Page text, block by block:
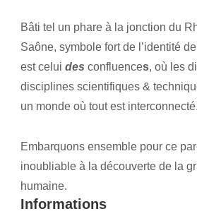
Bâti tel un phare à la jonction du
Saône, symbole fort de l’identité
est celui des confluences, où les
disciplines scientifiques &
un monde où tout est interconnecté.
Embarquons ensemble pour ce
inoubliable à la découverte de la
humaine.
Informations